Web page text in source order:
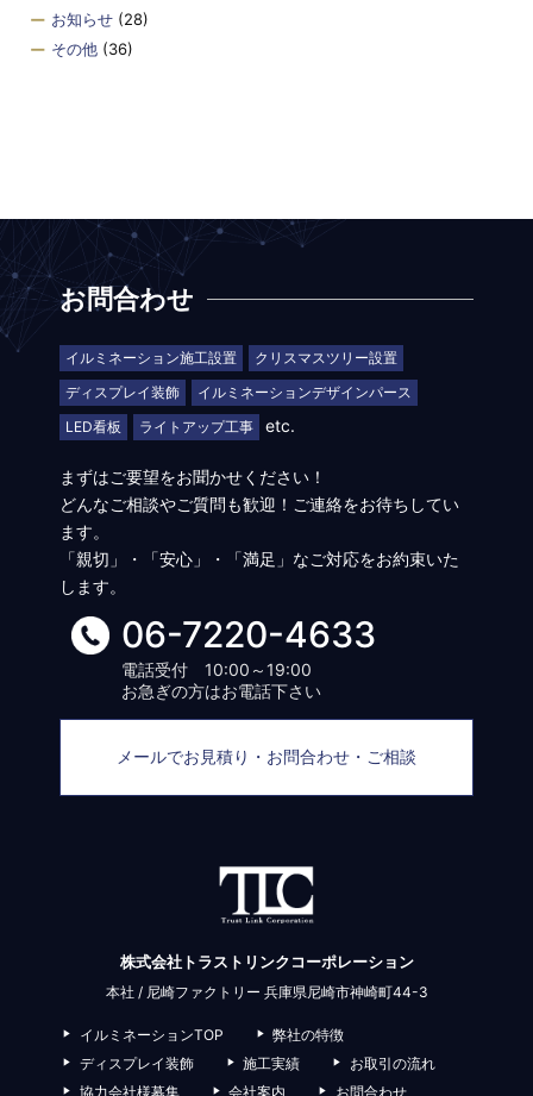
お知らせ (28)
その他 (36)
お問合わせ
イルミネーション施工設置
クリスマスツリー設置
ディスプレイ装飾
イルミネーションデザインパース
LED看板
ライトアップ工事 etc.
まずはご要望をお聞かせください！
どんなご相談やご質問も歓迎！ご連絡をお待ちしてい
ます。
「親切」・「安心」・「満足」なご対応をお約束いた
します。
06-7220-4633
電話受付 10:00～19:00
お急ぎの方はお電話下さい
メールでお見積り・お問合わせ・ご相談
株式会社トラストリンクコーポレーション
本社 / 尼崎ファクトリー 兵庫県尼崎市神崎町44-3
イルミネーションTOP
弊社の特徴
ディスプレイ装飾
施工実績
お取引の流れ
協力会社様募集
会社案内 お問合わせ